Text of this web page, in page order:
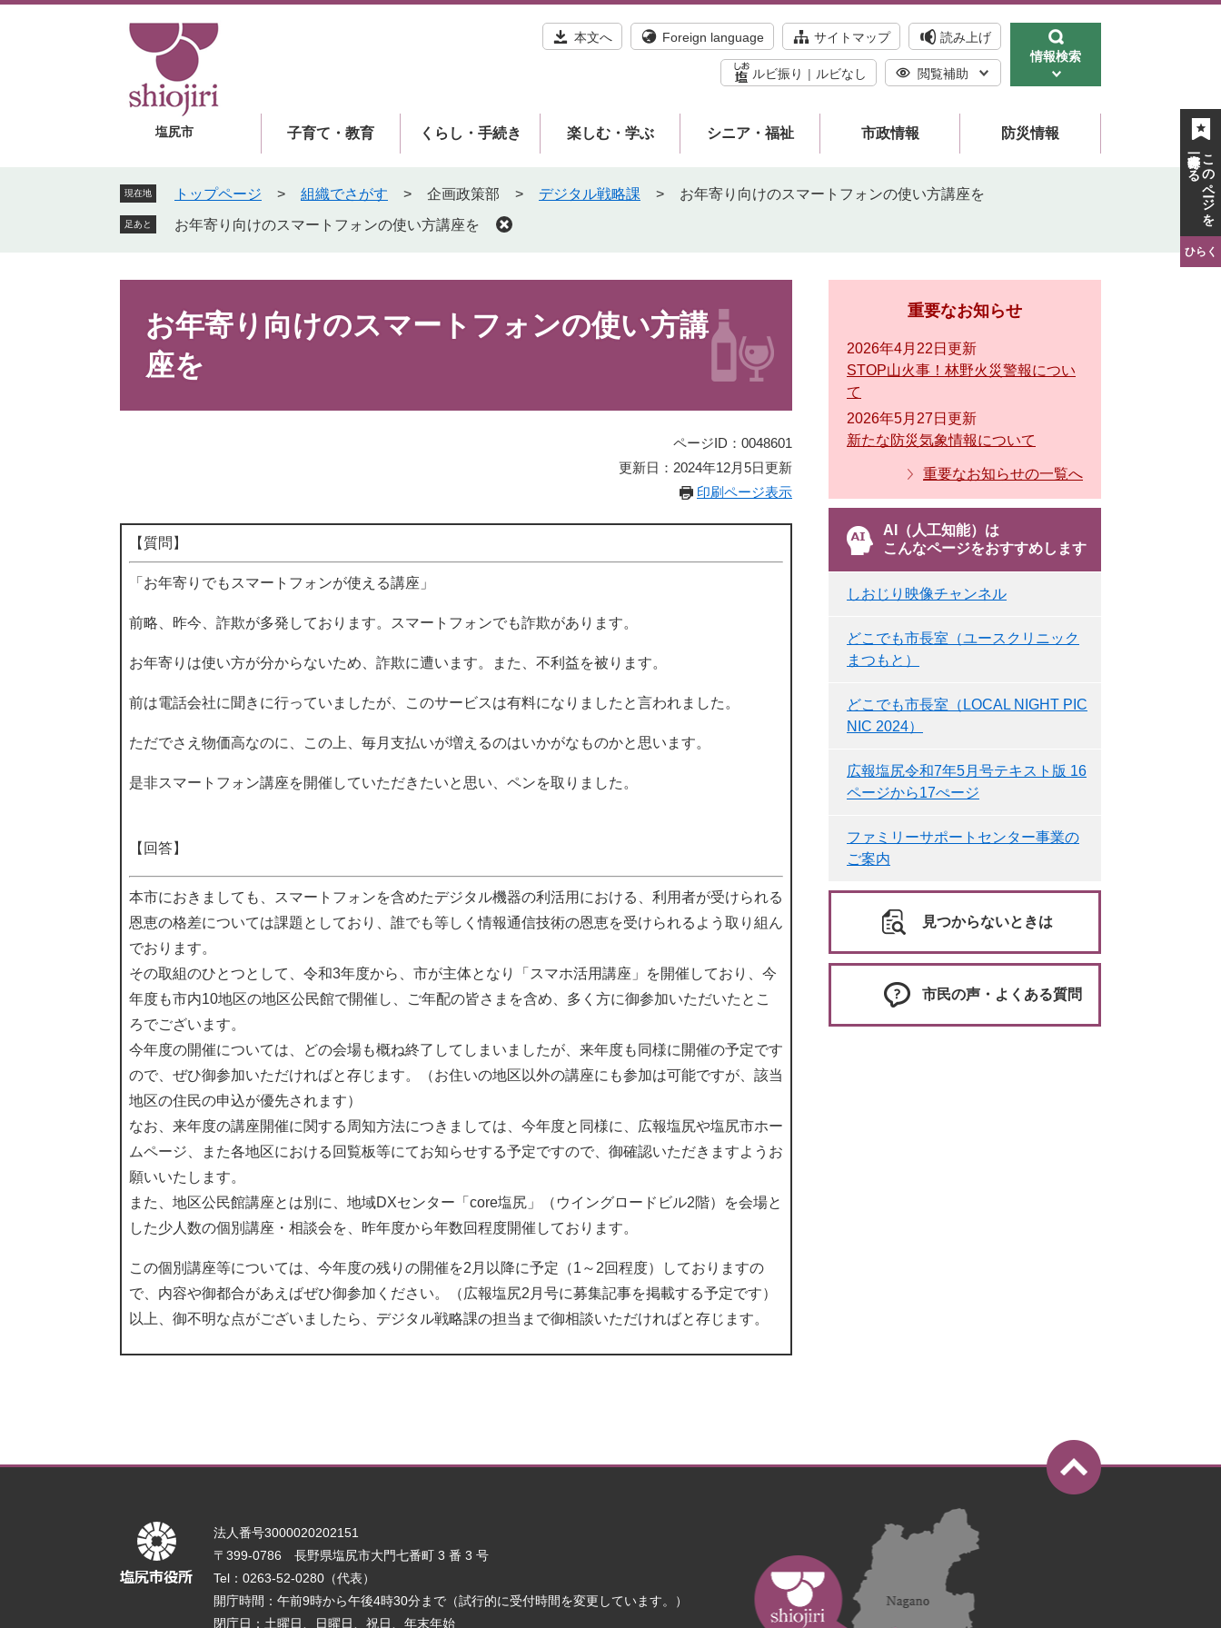
塩尻市
本文へ Foreign language サイトマップ 読み上げ
ルビ振り ルビなし 閲覧補助
情報検索
子育て・教育 くらし・手続き 楽しむ・学ぶ シニア・福祉 市政情報 防災情報
現在地 トップページ > 組織でさがす > 企画政策部 > デジタル戦略課 > お年寄り向けのスマートフォンの使い方講座を
足あと お年寄り向けのスマートフォンの使い方講座を
お年寄り向けのスマートフォンの使い方講
座を
ページID：0048601
更新日：2024年12月5日更新
印刷ページ表示
【質問】
「お年寄りでもスマートフォンが使える講座」
前略、昨今、詐欺が多発しております。スマートフォンでも詐欺があります。
お年寄りは使い方が分からないため、詐欺に遭います。また、不利益を被ります。
前は電話会社に聞きに行っていましたが、このサービスは有料になりましたと言われました。
ただでさえ物価高なのに、この上、毎月支払いが増えるのはいかがなものかと思います。
是非スマートフォン講座を開催していただきたいと思い、ペンを取りました。
【回答】
本市におきましても、スマートフォンを含めたデジタル機器の利活用における、利用者が受けられる
恩恵の格差については課題としており、誰でも等しく情報通信技術の恩恵を受けられるよう取り組ん
でおります。
その取組のひとつとして、令和3年度から、市が主体となり「スマホ活用講座」を開催しており、今
年度も市内10地区の地区公民館で開催し、ご年配の皆さまを含め、多く方に御参加いただいたとこ
ろでございます。
今年度の開催については、どの会場も概ね終了してしまいましたが、来年度も同様に開催の予定です
ので、ぜひ御参加いただければと存じます。（お住いの地区以外の講座にも参加は可能ですが、該当
地区の住民の申込が優先されます）
なお、来年度の講座開催に関する周知方法につきましては、今年度と同様に、広報塩尻や塩尻市ホー
ムページ、また各地区における回覧板等にてお知らせする予定ですので、御確認いただきますようお
願いいたします。
また、地区公民館講座とは別に、地域DXセンター「core塩尻」（ウイングロードビル2階）を会場と
した少人数の個別講座・相談会を、昨年度から年数回程度開催しております。
この個別講座等については、今年度の残りの開催を2月以降に予定（1～2回程度）しておりますの
で、内容や御都合があえばぜひ御参加ください。（広報塩尻2月号に募集記事を掲載する予定です）
以上、御不明な点がございましたら、デジタル戦略課の担当まで御相談いただければと存じます。
重要なお知らせ
2026年4月22日更新
STOP山火事！林野火災警報につい
て
2026年5月27日更新
新たな防災気象情報について
重要なお知らせの一覧へ
AI（人工知能）は
こんなページをおすすめします
しおじり映像チャンネル
どこでも市長室（ユースクリニック
まつもと）
どこでも市長室（LOCAL NIGHT PIC
NIC 2024）
広報塩尻令和7年5月号テキスト版 16
ページから17ぺージ
ファミリーサポートセンター事業の
ご案内
見つからないときは
市民の声・よくある質問
法人番号3000020202151
〒399-0786 長野県塩尻市大門七番町 3 番 3 号
Tel：0263-52-0280（代表）
開庁時間：午前9時から午後4時30分まで（試行的に受付時間を変更しています。）
閉庁日：土曜日、日曜日、祝日、年末年始
このページを
一時保存する
ひらく